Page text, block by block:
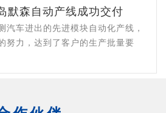
默森自动产线成功交付
汽车进出的先进模块自动化产线，
努力，达到了客户的生产批量要
，于2025年10月15日开始交付客
发展做出了贡献。